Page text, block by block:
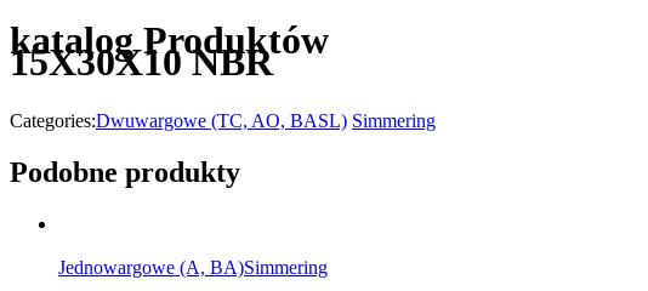
katalog Produktów
15X30X10 NBR
Categories:Dwuwargowe (TC, AO, BASL) Simmering
Podobne produkty
Jednowargowe (A, BA)Simmering